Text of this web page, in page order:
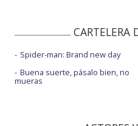
CARTELERA
Spider-man: Brand new day
Buena suerte, pásalo bien, no
mueras